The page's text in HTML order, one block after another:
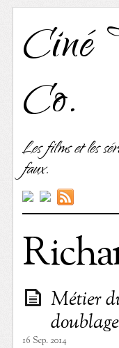
Ciné
Co.
Les films et les
faux.
Métier
doublage
16 Sep. 2014